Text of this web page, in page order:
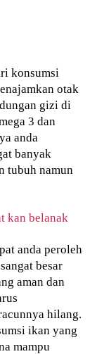
konsumsi
otak
gizi di
3 dan
anda
banyak
tubuh namun
kan belanak
anda peroleh
besar
aman dan
hilang.
ikan yang
mampu